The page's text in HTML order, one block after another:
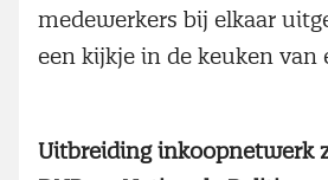
medewerkers bij elkaar
een kijkje in de keuken van
Uitbreiding inkoopnetwerk